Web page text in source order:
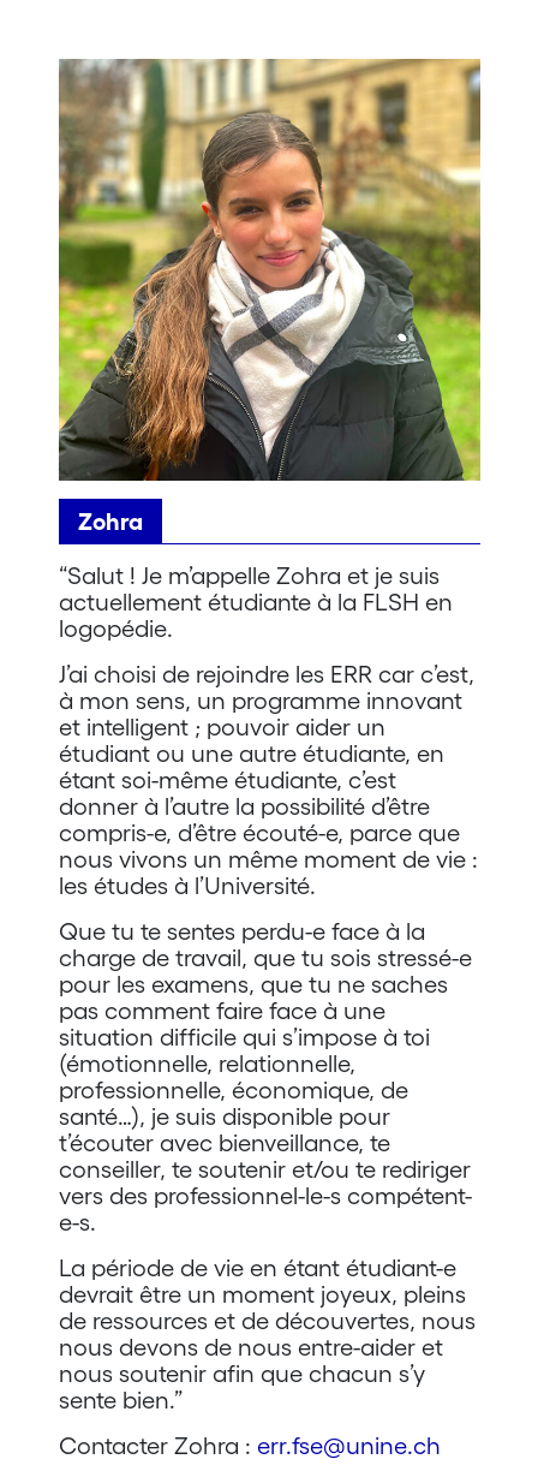
Zohra
“Salut ! Je m’appelle Zohra et je suis
actuellement étudiante à la FLSH en
logopédie.
J’ai choisi de rejoindre les ERR car c’est,
à mon sens, un programme innovant
et intelligent ; pouvoir aider un
étudiant ou une autre étudiante, en
étant soi-même étudiante, c’est
donner à l’autre la possibilité d’être
compris-e, d’être écouté-e, parce que
nous vivons un même moment de vie :
les études à l’Université.
Que tu te sentes perdu-e face à la
charge de travail, que tu sois stressé-e
pour les examens, que tu ne saches
pas comment faire face à une
situation difficile qui s’impose à toi
(émotionnelle, relationnelle,
professionnelle, économique, de
santé…), je suis disponible pour
t’écouter avec bienveillance, te
conseiller, te soutenir et/ou te rediriger
vers des professionnel-le-s compétent-
e-s.
La période de vie en étant étudiant-e
devrait être un moment joyeux, pleins
de ressources et de découvertes, nous
nous devons de nous entre-aider et
nous soutenir afin que chacun s’y
sente bien.”
Contacter Zohra : err.fse@unine.ch